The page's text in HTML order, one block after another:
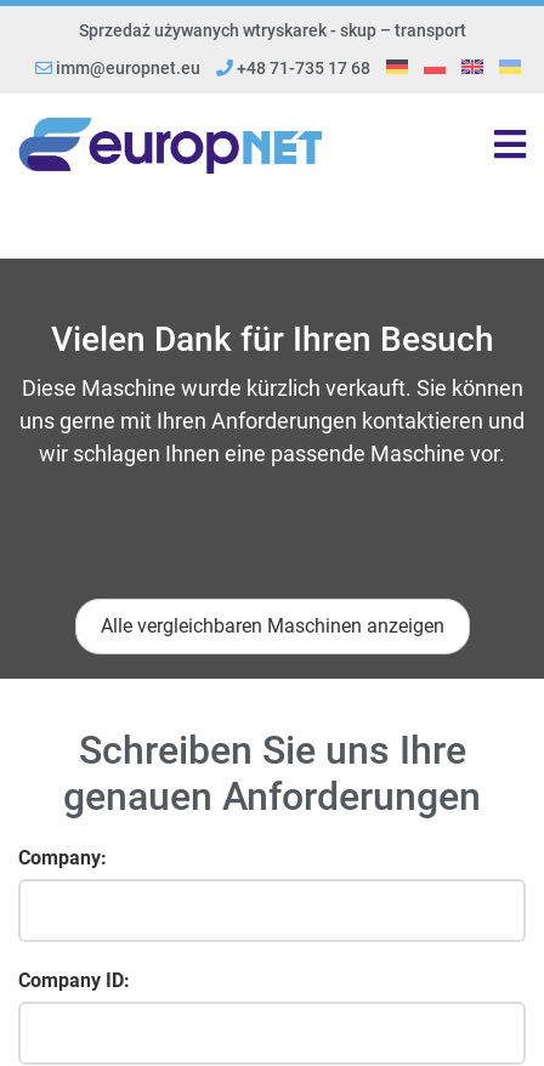
Sprzedaż używanych wtryskarek - skup – transport
imm@europnet.eu
+48 71-735 17 68
Vielen Dank für Ihren Besuch
Diese Maschine wurde kürzlich verkauft. Sie können
uns gerne mit Ihren Anforderungen kontaktieren und
wir schlagen Ihnen eine passende Maschine vor.
Alle vergleichbaren Maschinen anzeigen
Schreiben Sie uns Ihre
genauen Anforderungen
Company:
Company ID: